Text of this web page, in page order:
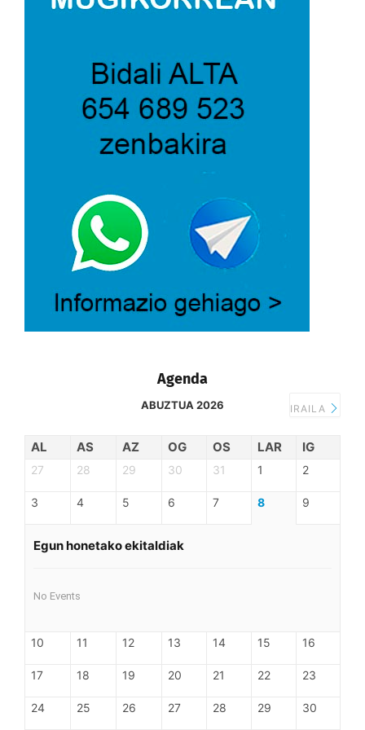
Agenda
ABUZTUA 2026 IRAILA
AL AS AZ OG OS LAR IG
27 28 29 30 31 1 2
3 4 5 6 7 8 9
Egun honetako ekitaldiak
No Events
10 11 12 13 14 15 16
17 18 19 20 21 22 23
24 25 26 27 28 29 30